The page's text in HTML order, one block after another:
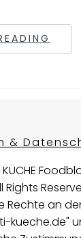
&
KÜCHE
Rechte an
kueche.de"